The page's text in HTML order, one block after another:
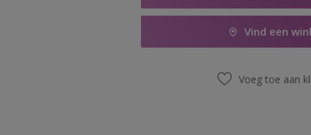
Vind een
Voeg toe aan